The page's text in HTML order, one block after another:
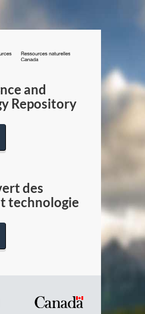
/
Canada
and
Repository
des
technologie